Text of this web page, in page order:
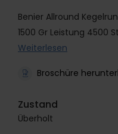
Benier Allround
1500 Gr Leistung 4500
Weiterlesen
Broschüre
Zustand
Überholt